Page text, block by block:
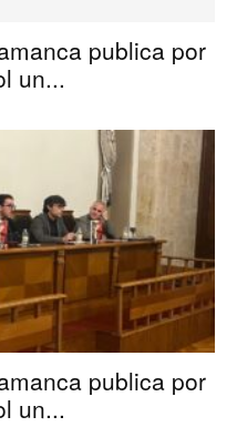
publica por
un...
publica por
un...